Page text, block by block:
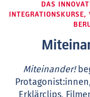
DAS
Miteinander!
Erklärclips,